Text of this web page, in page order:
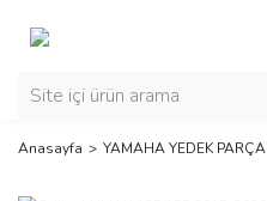
Anasayfa YAMAHA YEDEK PARÇA